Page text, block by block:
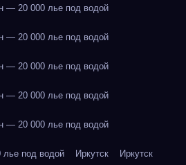
— 20 000 лье под водой
— 20 000 лье под водой
— 20 000 лье под водой
— 20 000 лье под водой
— 20 000 лье под водой
под водой Иркутск Иркутск